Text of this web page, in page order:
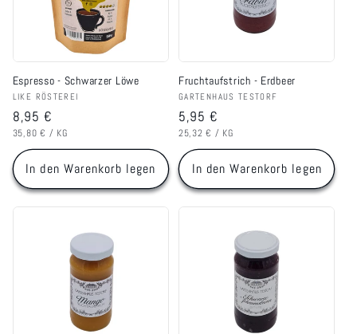
Espresso - Schwarzer Löwe
Anbieter:
LIKE RÖSTEREI
Normaler
Preis
8,95 €
GRUNDPREIS
35,80 € / PRO
KG
In den Warenkorb legen
Fruchtaufstrich - Erdbeer
Anbieter:
GARTENHAUS TESTORF
Normaler
Preis
5,95 €
GRUNDPREIS
25,32 € / PRO
KG
In den Warenkorb legen